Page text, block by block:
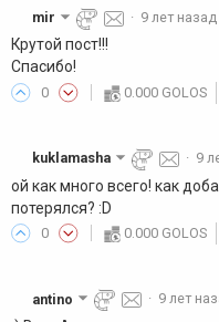
mir · 9 лет назад
Крутой пост!!!
Спасибо!
0 0.000 GOLOS
kuklamasha · 9
ой как много всего! как
потерялся? :D
0 0.000 GOLOS
antino · 9 лет